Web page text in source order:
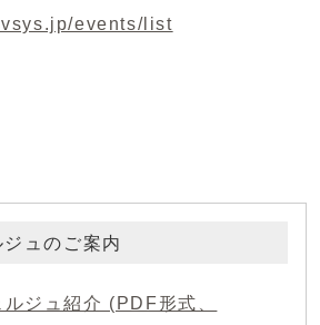
events/list
ュのご案内
ジュ紹介 (PDF形式、